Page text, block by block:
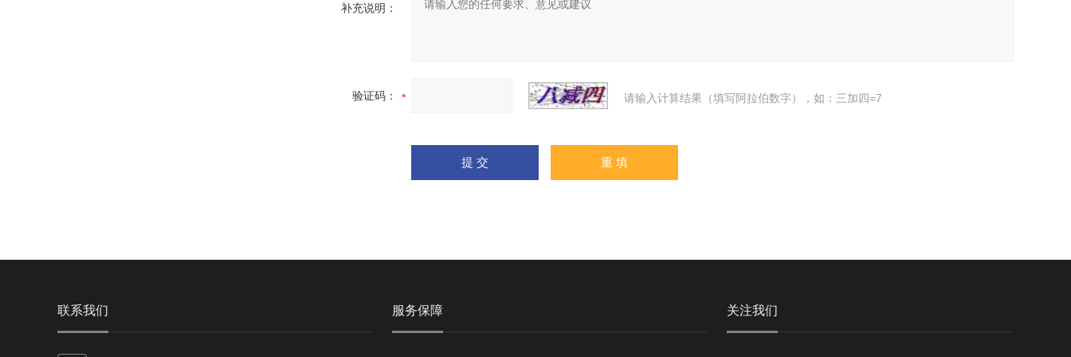
补充说明：
验证码： 请输入计算结果（填写阿拉伯数字），如：三加四=7
联系我们 服务保障 关注我们